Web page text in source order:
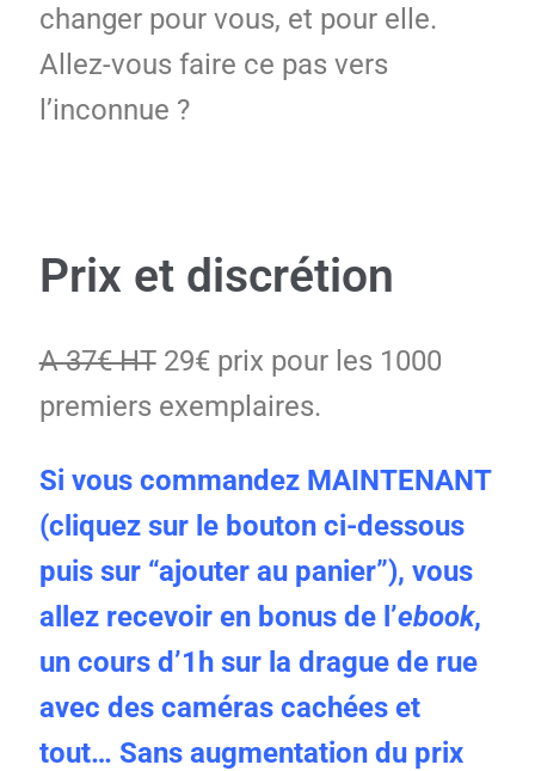
changer pour vous, et pour elle.
Allez-vous faire ce pas vers
l’inconnue ?
Prix et discrétion
A 37€ HT29€ prix pour les 1000
premiers exemplaires.
Si vous commandez MAINTENANT
(cliquez sur le bouton ci-dessous
puis sur “ajouter au panier”), vous
allez recevoir en bonus de l’ebook,
un cours d’1h sur la drague de rue
avec des caméras cachées et
tout… Sans augmentation du prix